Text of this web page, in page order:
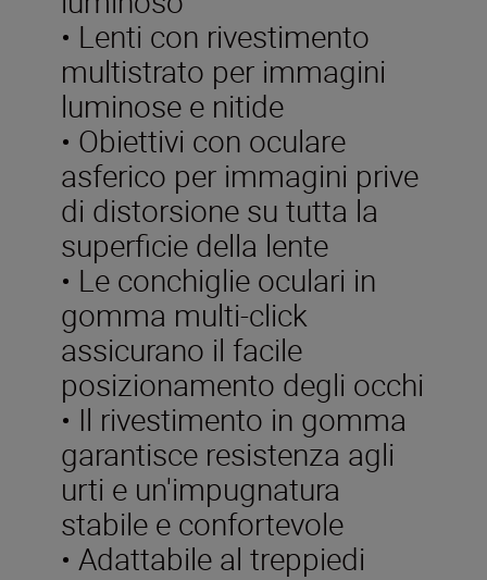
• Lenti con rivestimento
multistrato per immagini
luminose e nitide
• Obiettivi con oculare
asferico per immagini prive
di distorsione su tutta la
superficie della lente
• Le conchiglie oculari in
gomma multi-click
assicurano il facile
posizionamento degli occhi
• Il rivestimento in gomma
garantisce resistenza agli
urti e un'impugnatura
stabile e confortevole
• Adattabile al treppiedi